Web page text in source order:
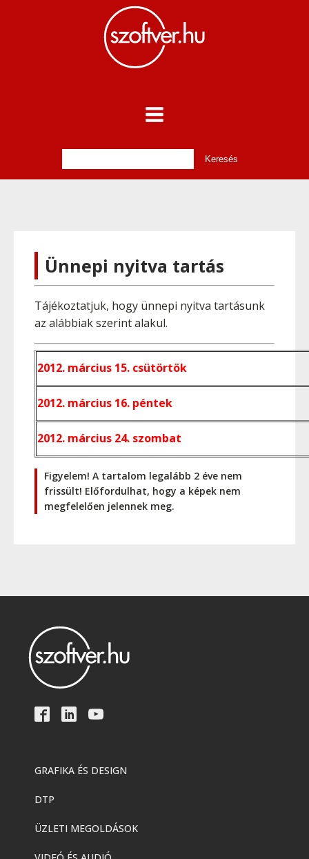
Ünnepi nyitva tartás
Tájékoztatjuk, hogy ünnepi nyitva tartásunk
az alábbiak szerint alakul.
2012. március 15. csütörtök
2012. március 16. péntek
2012. március 24. szombat
Figyelem! A tartalom legalább 2 éve nem
frissült! Előfordulhat, hogy a képek nem
megfelelően jelennek meg.
GRAFIKA ÉS DESIGN
DTP
ÜZLETI MEGOLDÁSOK